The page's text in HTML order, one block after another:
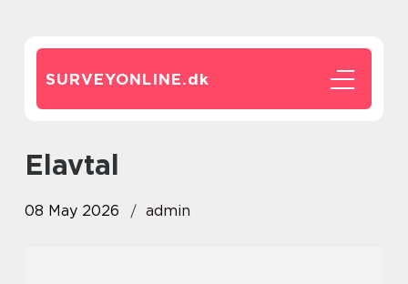
SURVEYONLINE.dk
Elavtal
08 May 2026 admin